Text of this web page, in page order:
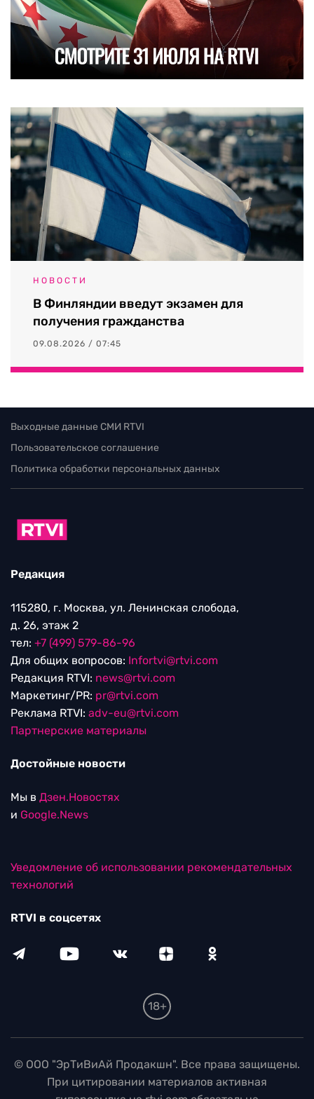
НОВОСТИ
В Финляндии введут экзамен для
получения гражданства
09.08.2026 / 07:45
Выходные данные СМИ RTVI
Пользовательское соглашение
Политика обработки персональных данных
Редакция
115280, г. Москва, ул. Ленинская слобода,
д. 26, этаж 2
тел: +7 (499) 579-86-96
Для общих вопросов: Infortvi@rtvi.com
Редакция RTVI: news@rtvi.com
Маркетинг/PR: pr@rtvi.com
Реклама RTVI: adv-eu@rtvi.com
Партнерские материалы
Достойные новости
Мы в Дзен.Новостях
и Google.News
Уведомление об использовании рекомендательных
технологий
RTVI в соцсетях
18+
© ООО "ЭрТиВиАй Продакшн". Все права защищены.
При цитировании материалов активная